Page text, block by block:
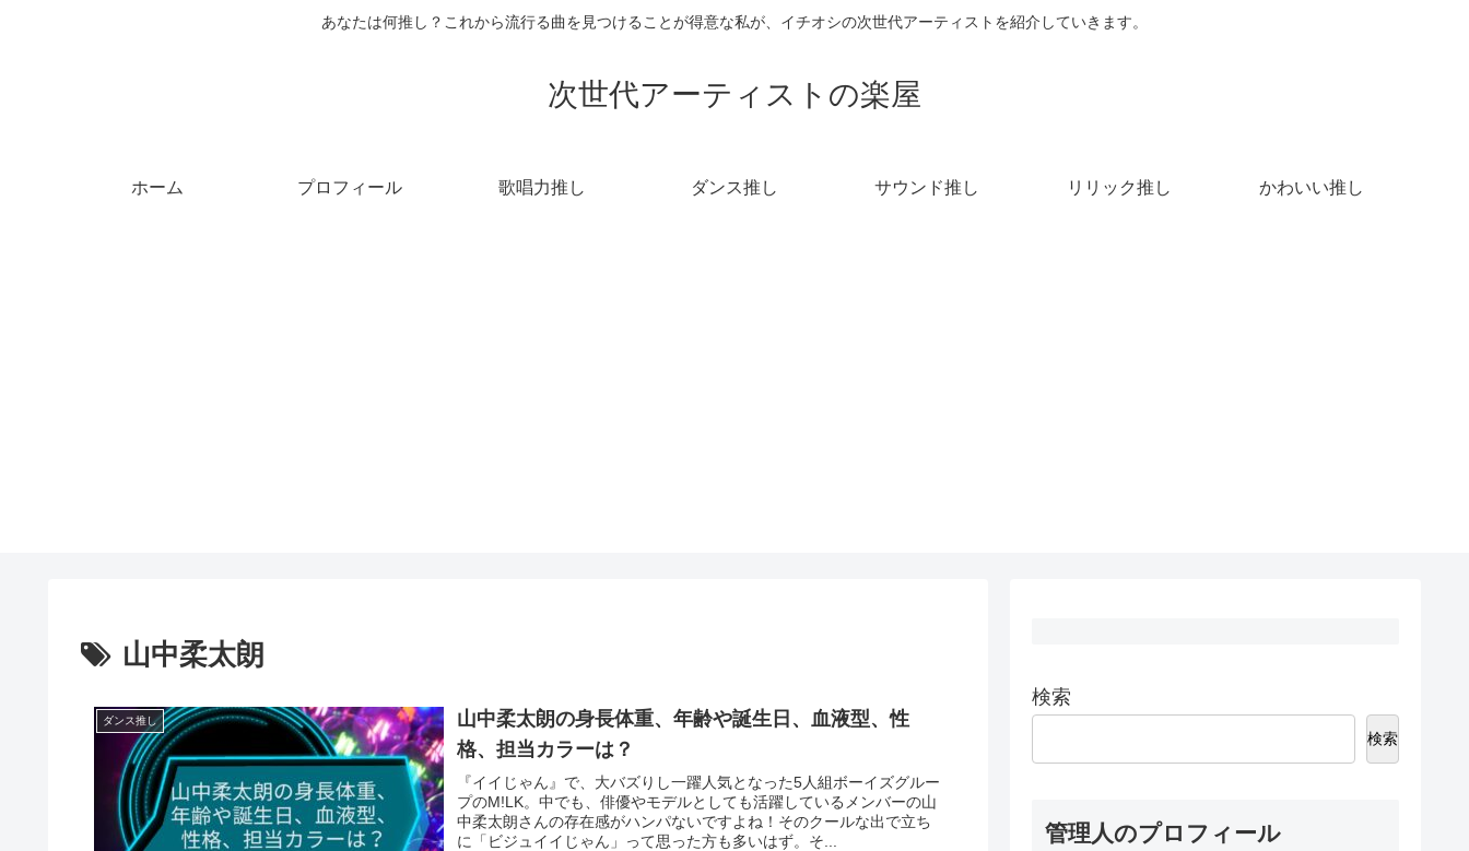
あなたは何推し？これから流行る曲を見つけることが得意な私が、イチオシの次世代アーティストを紹介していきます。
次世代アーティストの楽屋
ホーム プロフィール 歌唱力推し ダンス推し サウンド推し リリック推し かわいい推し
山中柔太朗
ダンス推し
山中柔太朗の身長体重、年齢や誕生日、血液型、性
格、担当カラーは？
『イイじゃん』で、大バズりし一躍人気となった5人組ボーイズグルー
プのM!LK。中でも、俳優やモデルとしても活躍しているメンバーの山
中柔太朗さんの存在感がハンパないですよね！そのクールな出で立ち
に「ビジュイイじゃん」って思った方も多いはず。そ...
検索
検索
管理人のプロフィール